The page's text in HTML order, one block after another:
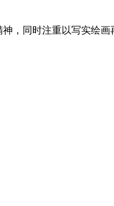
，同时注重以写实绘